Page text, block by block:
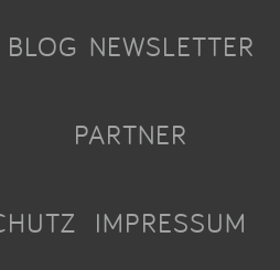
BLOG NEWSLETTER
PARTNER
IMPRESSUM